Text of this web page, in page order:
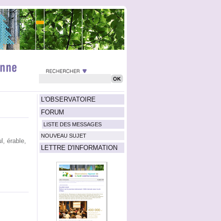
L'OBSERVATOIRE
FORUM
LISTE DES MESSAGES
NOUVEAU SUJET
LETTRE D'INFORMATION
érable,